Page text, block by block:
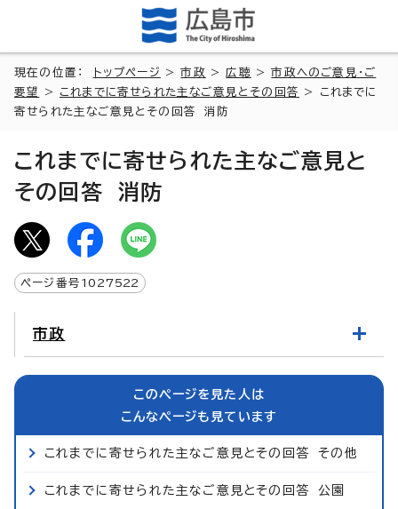
現在の位置： トップページ >市政 >広聴 >市政へのご意見・ご
要望
> これまでに寄せられた主なご意見とその回答
> これまでに
寄せられた主なご意見とその回答 消防
これまでに寄せられた主なご意見と
その回答 消防
ページ番号 1027522
市政
このページを見た人は
こんなページも見ています
これまでに寄せられた主なご意見とその回答 その他
これまでに寄せられた主なご意見とその回答 公園